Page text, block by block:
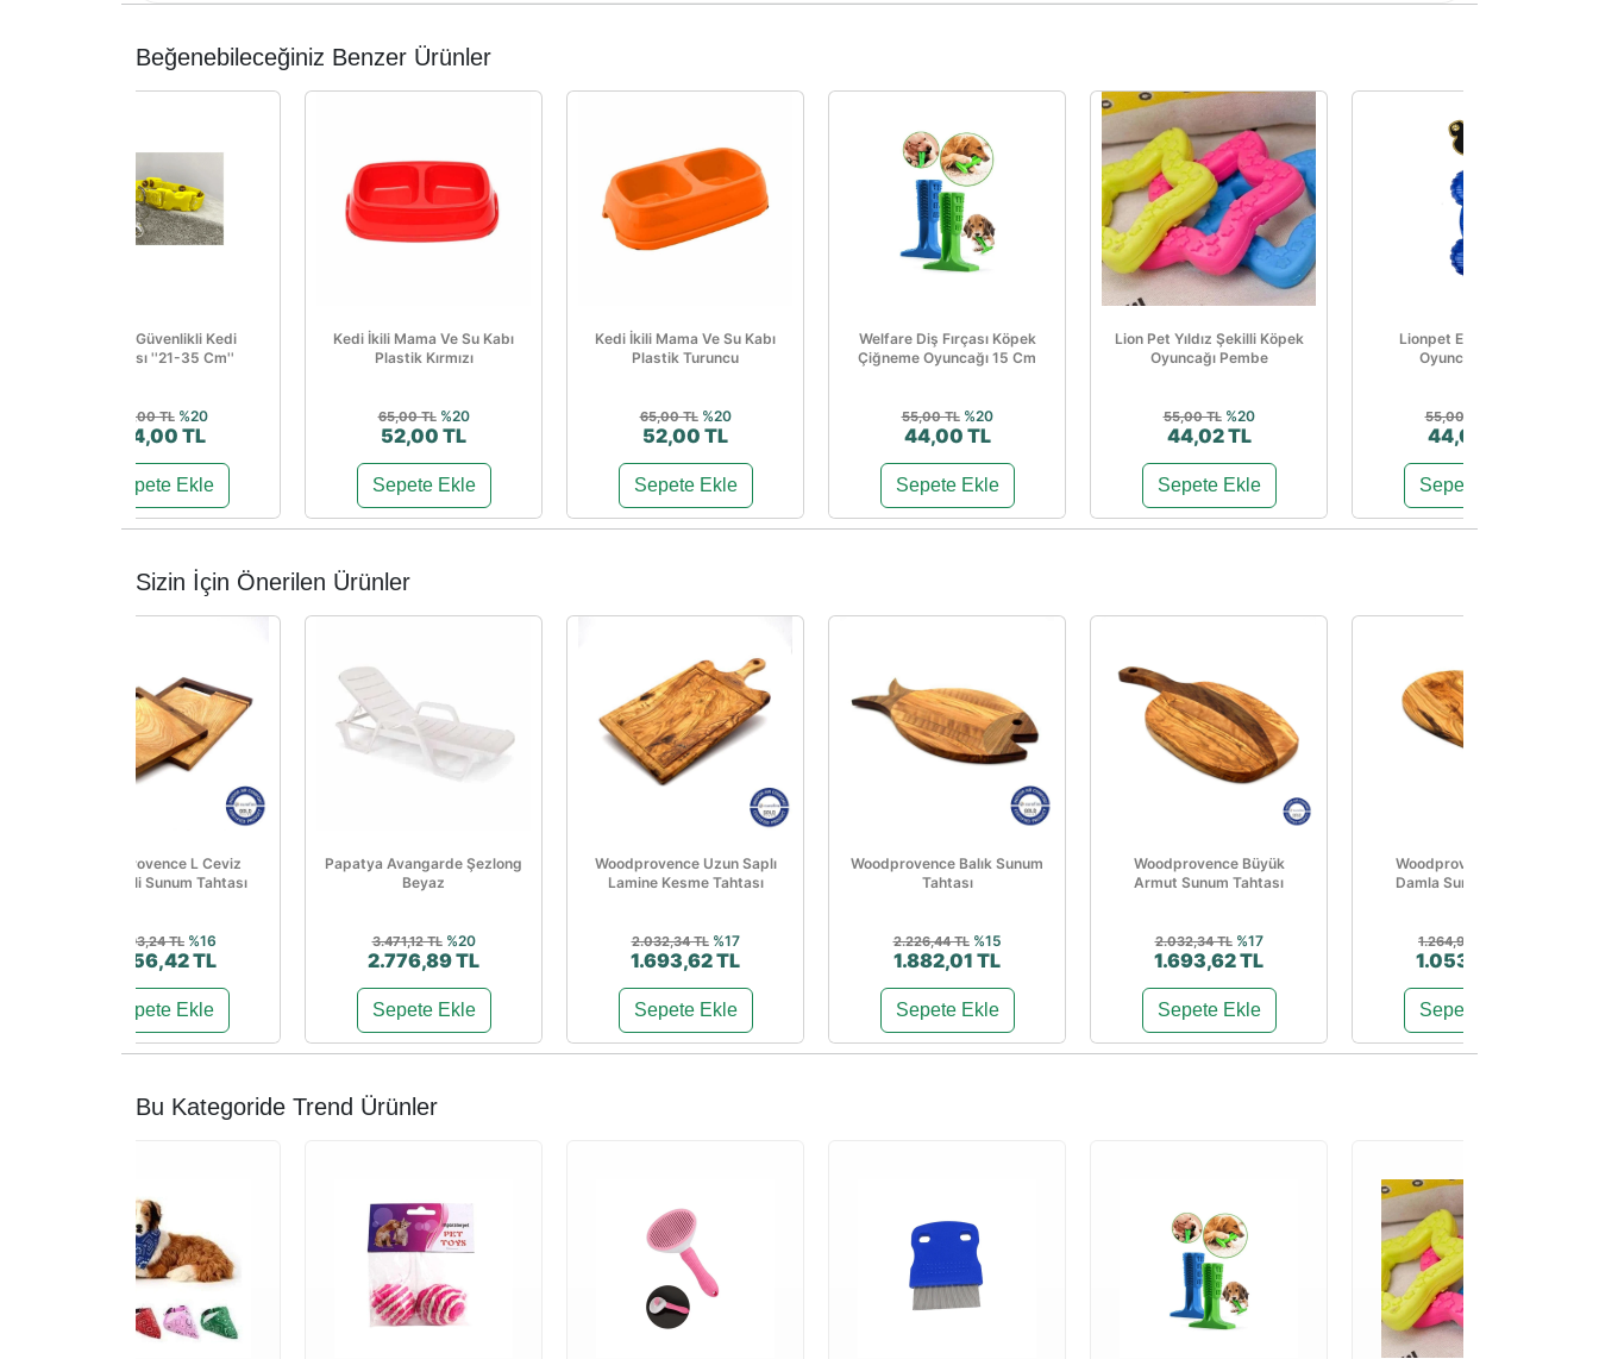
Beğenebileceğiniz Benzer Ürünler
Vodax Güvenlikli Kedi
Tasması ''21-35 Cm''
55,00 TL %20
44,00 TL
Sepete Ekle
Kedi İkili Mama Ve Su Kabı
Plastik Kırmızı
65,00 TL %20
52,00 TL
Sepete Ekle
Kedi İkili Mama Ve Su Kabı
Plastik Turuncu
65,00 TL %20
52,00 TL
Sepete Ekle
Welfare Diş Fırçası Köpek
Çiğneme Oyuncağı 15 Cm
55,00 TL %20
44,00 TL
Sepete Ekle
Lion Pet Yıldız Şekilli Köpek
Oyuncağı Pembe
55,00 TL %20
44,02 TL
Sepete Ekle
Lionpet Evcil Hayvan
Oyuncağı Mavi
55,00 TL
44,00 TL
Sepete Ekle
Sizin İçin Önerilen Ürünler
Woodprovence L Ceviz
Kulplu 2'li Sunum Tahtası
2.093,24 TL %16
1.756,42 TL
Sepete Ekle
Papatya Avangarde Şezlong
Beyaz
3.471,12 TL %20
2.776,89 TL
Sepete Ekle
Woodprovence Uzun Saplı
Lamine Kesme Tahtası
2.032,34 TL %17
1.693,62 TL
Sepete Ekle
Woodprovence Balık Sunum
Tahtası
2.226,44 TL %15
1.882,01 TL
Sepete Ekle
Woodprovence Büyük
Armut Sunum Tahtası
2.032,34 TL %17
1.693,62 TL
Sepete Ekle
Woodprovence Büyük
Damla Sunum Tahtası
1.264,98 TL
1.053,76 TL
Sepete Ekle
Bu Kategoride Trend Ürünler